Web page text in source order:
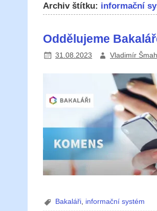
Archiv štítku: informační
Oddělujeme
31.08.2023 Vladimír
Bakaláři, informační systém